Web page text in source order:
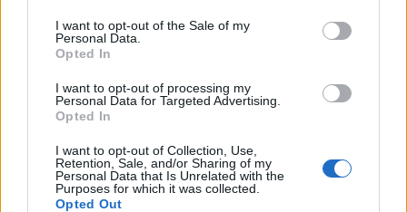
I want to opt-out of the Sale of my
Personal Data.
Opted In
I want to opt-out of processing my
Personal Data for Targeted Advertising.
Opted In
I want to opt-out of Collection, Use,
Retention, Sale, and/or Sharing of my
Personal Data that Is Unrelated with the
Purposes for which it was collected.
Opted Out
13/03/2024
Vídeo – Tesla Cybertruck – Nunca vimos
13/05/2024
40 anos depois
31/07/2026